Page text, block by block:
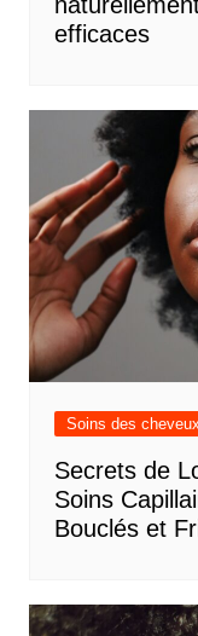
efficaces
Soins des
Secrets de
Soins
Bouclés et